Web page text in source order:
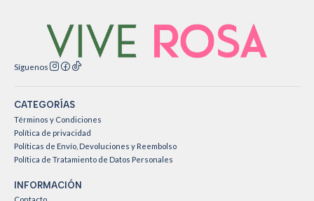
Síguenos
CATEGORÍAS
Términos y Condiciones
Política de privacidad
Políticas de Envío, Devoluciones y Reembolso
Política de Tratamiento de Datos Personales
INFORMACIÓN